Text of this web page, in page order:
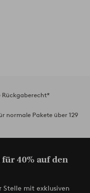
Rückgaberecht*
normale Pakete über 129
40% auf den
Stelle mit exklusiven